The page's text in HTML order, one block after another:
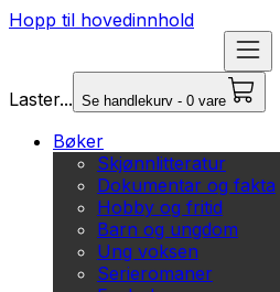
Hopp til hovedinnhold
Laster... Se handlekurv - 0 vare
Bøker
Skjønnlitteratur
Dokumentar og fakta
Hobby og fritid
Barn og ungdom
Ung voksen
Serieromaner